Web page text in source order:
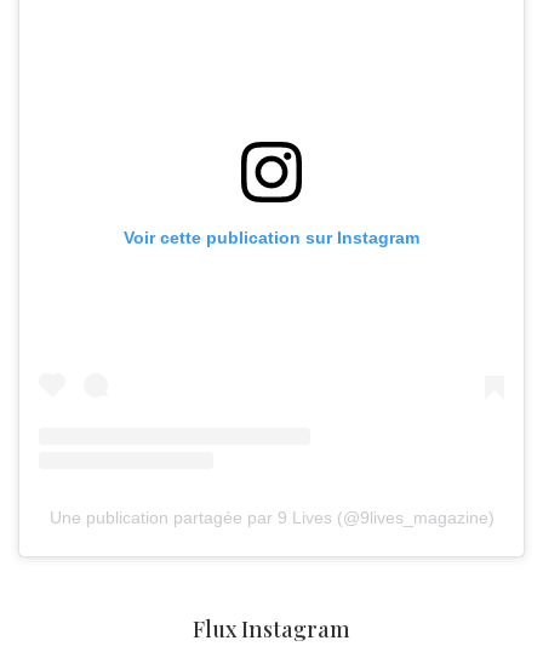
Voir cette publication sur Instagram
Une publication partagée par 9 Lives (@9lives_magazine)
Flux Instagram